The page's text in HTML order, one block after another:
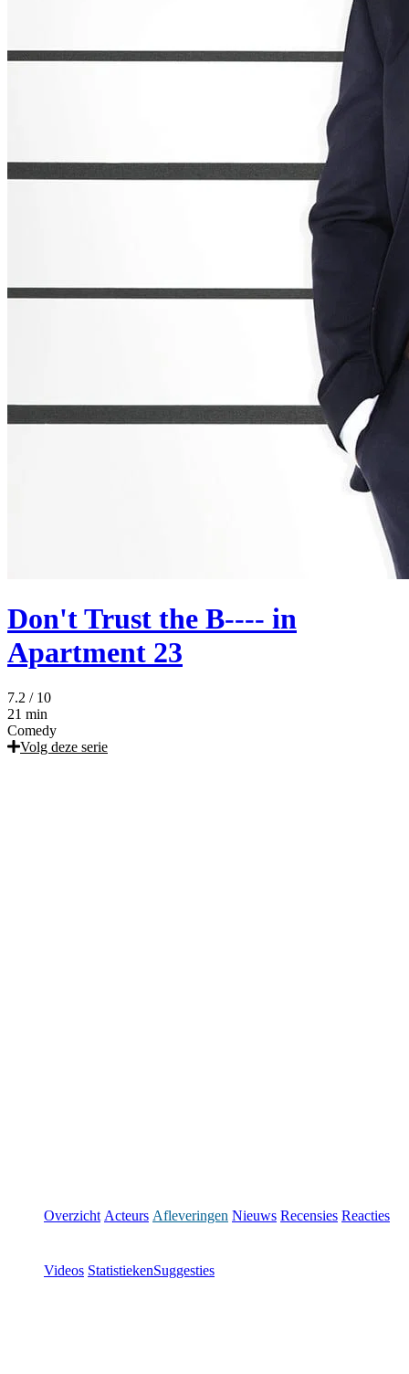
Don't Trust the B---- in
Apartment 23
7.2 / 10
21 min
Comedy
Volg deze serie
Overzicht Acteurs Afleveringen Nieuws Recensies Reacties
Videos StatistiekenSuggesties